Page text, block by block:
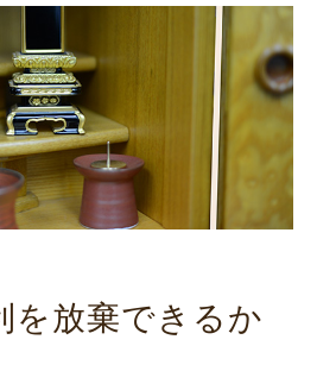
を放棄できるか